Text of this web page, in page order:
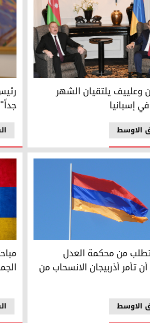
الأرميني نيكول باشينيان والرئيس
الاوسط
وعلييف يلتقيان الشهر
إسبانيا
من محكمة العدل الدولية أن تأمر
الاوسط
تطلب من محكمة العدل
تأمر أذربيجان الانسحاب من